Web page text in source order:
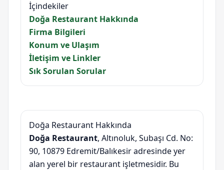
İçindekiler
Doğa Restaurant Hakkında
Firma Bilgileri
Konum ve Ulaşım
İletişim ve Linkler
Sık Sorulan Sorular
Doğa Restaurant Hakkında
Doğa Restaurant, Altınoluk, Subaşı Cd. No:
90, 10879 Edremit/Balıkesir adresinde yer
alan yerel bir restaurant işletmesidir. Bu